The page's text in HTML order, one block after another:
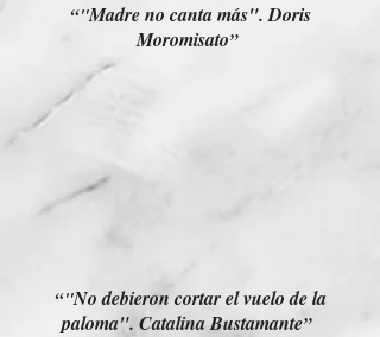
“"Madre no canta más". Doris
Moromisato”
“"No debieron cortar el vuelo de la
paloma". Catalina Bustamante”